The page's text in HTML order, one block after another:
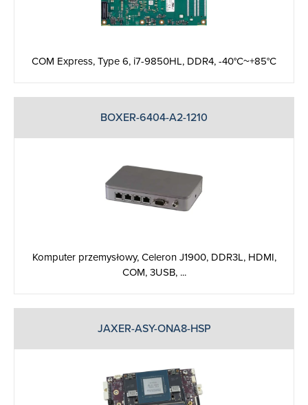
COM Express, Type 6, i7-9850HL, DDR4, -40°C~+85°C
BOXER-6404-A2-1210
Komputer przemysłowy, Celeron J1900, DDR3L, HDMI,
COM, 3USB, ...
JAXER-ASY-ONA8-HSP